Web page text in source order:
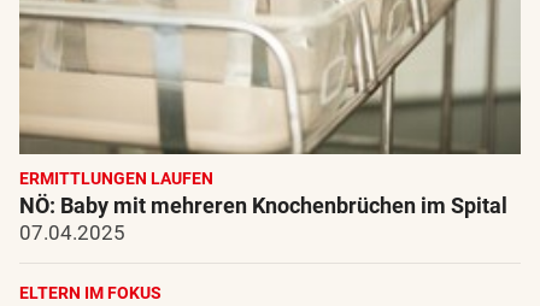
ERMITTLUNGEN LAUFEN
NÖ: Baby mit mehreren Knochenbrüchen im Spital
07.04.2025
ELTERN IM FOKUS